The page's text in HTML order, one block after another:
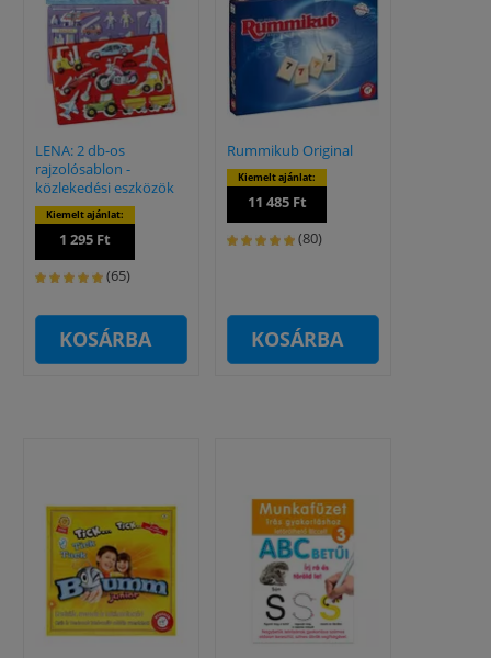
LENA: 2 db-os
rajzolósablon -
közlekedési eszközök
Kiemelt ajánlat:
1 295 Ft
(65)
KOSÁRBA
Rummikub Original
Kiemelt ajánlat:
11 485 Ft
(80)
KOSÁRBA